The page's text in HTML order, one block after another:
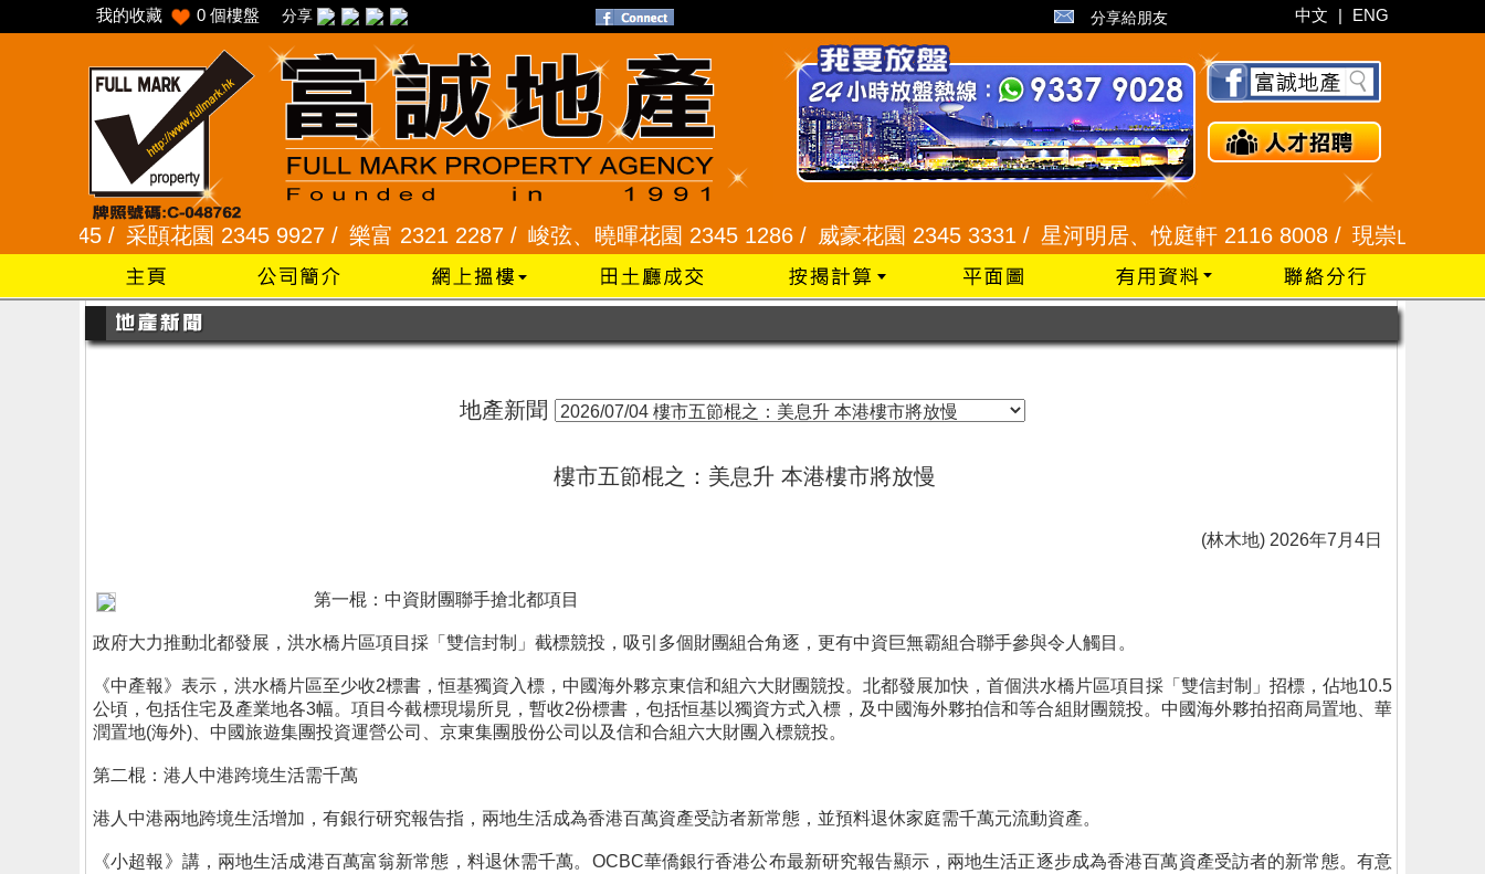
我的收藏 0 個樓盤 分享 分享給朋友 中文 | ENG
2345 /采頣花園 2345 9927 /樂富 2321 2287 /峻弦、曉暉花園 2345 1286 /威豪花園 2345 3331 /星河明居、悅庭軒 2116 8008 /現崇山、譽港灣
地產新聞
樓市五節棍之：美息升 本港樓市將放慢
(林木地) 2026年7月4日
第一棍：中資財團聯手搶北都項目
政府大力推動北都發展，洪水橋片區項目採「雙信封制」截標競投，吸引多個財團組合角逐，更有中資巨無霸組合聯手參與令人觸目。
《中產報》表示，洪水橋片區至少收2標書，恒基獨資入標，中國海外夥京東信和組六大財團競投。北都發展加快，首個洪水橋片區項目採「雙信封制」招標，佔地10.5
公頃，包括住宅及產業地各3幅。項目今截標現場所見，暫收2份標書，包括恒基以獨資方式入標，及中國海外夥拍信和等合組財團競投。中國海外夥拍招商局置地、華
潤置地(海外)、中國旅遊集團投資運營公司、京東集團股份公司以及信和合組六大財團入標競投。
第二棍：港人中港跨境生活需千萬
港人中港兩地跨境生活增加，有銀行研究報告指，兩地生活成為香港百萬資產受訪者新常態，並預料退休家庭需千萬元流動資產。
《小超報》講，兩地生活成港百萬富翁新常態，料退休需千萬。OCBC華僑銀行香港公布最新研究報告顯示，兩地生活正逐步成為香港百萬資產受訪者的新常態。有意